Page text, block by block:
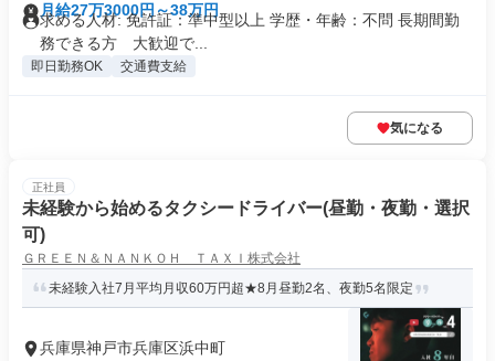
月給27万3000円～38万円
求める人材: 免許証：準中型以上 学歴・年齢：不問 長期間勤
務できる方 大歓迎で...
即日勤務OK 交通費支給
気になる
正社員
未経験から始めるタクシードライバー(昼勤・夜勤・選択
可)
ＧＲＥＥＮ＆ＮＡＮＫＯＨ ＴＡＸＩ株式会社
未経験入社7月平均月収60万円超★8月昼勤2名、夜勤5名限定
兵庫県神戸市兵庫区浜中町